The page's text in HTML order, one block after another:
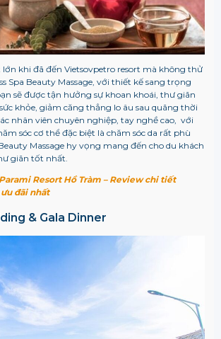
khi đã đến Vietsovpetro resort mà không thử
Spa Beauty Massage, với thiết kế sang trọng
sẽ được tận hưởng sự khoan khoái, thư giãn
khỏe, giảm căng thẳng lo âu sau quãng thời
nhân viên chuyên nghiệp, tay nghề cao, với
sóc cơ thể đặc biệt là chăm sóc da rất phù
Massage hy vọng mang đến cho du khách
giãn tốt nhất.
Parami Resort Hồ Tràm – Review chi tiết
đãi nhất
& Gala Dinner